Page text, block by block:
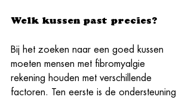
Welk kussen past precies?
Bij het zoeken naar een goed kussen
moeten mensen met fibromyalgie
rekening houden met verschillende
factoren. Ten eerste is de ondersteuning